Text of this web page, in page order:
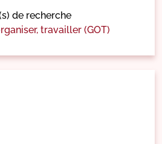
de recherche
travailler (GOT)